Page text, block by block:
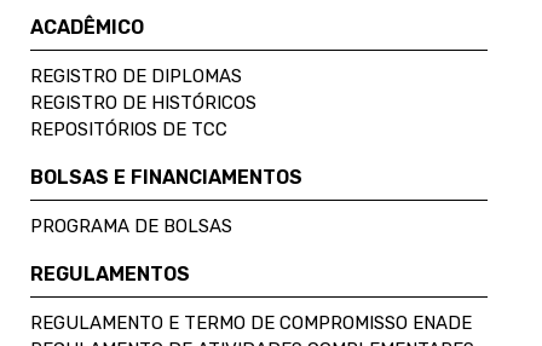
ACADÊMICO
REGISTRO DE DIPLOMAS
REGISTRO DE HISTÓRICOS
REPOSITÓRIOS DE TCC
BOLSAS E FINANCIAMENTOS
PROGRAMA DE BOLSAS
REGULAMENTOS
REGULAMENTO E TERMO DE COMPROMISSO ENADE